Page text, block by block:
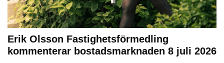
Erik Olsson Fastighetsförmedling
kommenterar bostadsmarknaden 8 juli 2026